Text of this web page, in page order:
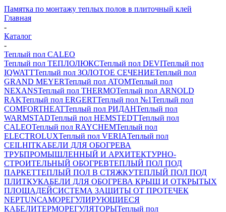
Памятка по монтажу теплых полов в плиточный клей
Главная
-
Каталог
-
Теплый пол CALEO
Теплый пол ТЕПЛОЛЮКСТеплый пол DEVIТеплый пол
IQWATTТеплый пол ЗОЛОТОЕ СЕЧЕНИЕТеплый пол
GRAND MEYERТеплый пол ATOMТеплый пол
NEXANSТеплый пол THERMOТеплый пол ARNOLD
RAKТеплый пол ERGERTТеплый пол №1Теплый пол
COMFORTHEATТеплый пол РИДАНТеплый пол
WARMSTADТеплый пол HEMSTEDTТеплый пол
CALEOТеплый пол RAYCHEMТеплый пол
ELECTROLUXТеплый пол VERIAТеплый пол
CEILHITКАБЕЛИ ДЛЯ ОБОГРЕВА
ТРУБПРОМЫШЛЕННЫЙ И АРХИТЕКТУРНО-
СТРОИТЕЛЬНЫЙ ОБОГРЕВТЕПЛЫЙ ПОЛ ПОД
ПАРКЕТТЕПЛЫЙ ПОЛ В СТЯЖКУТЕПЛЫЙ ПОЛ ПОД
ПЛИТКУКАБЕЛИ ДЛЯ ОБОГРЕВА КРЫШ И ОТКРЫТЫХ
ПЛОЩАДЕЙСИСТЕМА ЗАЩИТЫ ОТ ПРОТЕЧЕК
NEPTUNСАМОРЕГУЛИРУЮЩИЕСЯ
КАБЕЛИТЕРМОРЕГУЛЯТОРЫТеплый пол